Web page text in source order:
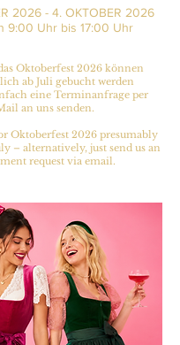
Oktoberfest 2026 können
ab Juli gebucht werden
eine Terminanfrage per
an uns senden.
Oktoberfest 2026 presumably
– alternatively, just send us an
request via email.
2026 - 4. OKTOBER 2026
9:00 Uhr bis 17:00 Uhr